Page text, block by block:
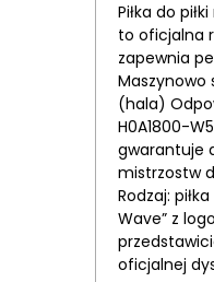
Piłka do
to oficjalna
zapewnia
Maszynowo
(hala)
H0A1800-
gwarantuje
mistrzostw
Rodzaj:
Wave” z
oficjalnej